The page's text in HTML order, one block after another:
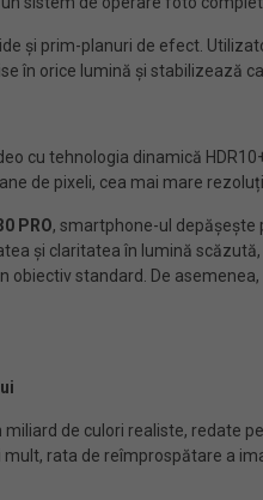
și prim-planuri de efect.
în orice lumină și stabilizează
cu tehnologia dinamică
de pixeli, cea mai mare
PRO, smartphone-ul
și claritatea în lumină
standard. De
de culori realiste, redate
rata de reîmprospătare a